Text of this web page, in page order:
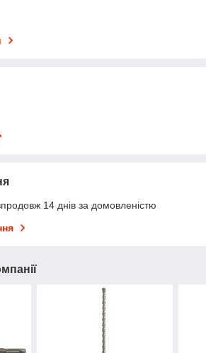
14 днів за домовленістю